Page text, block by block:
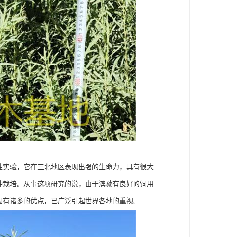
验，它在三北地区表现出强的生命力，具有很大
培。从事这项研究的说，由于滨藜有良好的饲用
诸多的优点，已广泛引起世界各地的重视。